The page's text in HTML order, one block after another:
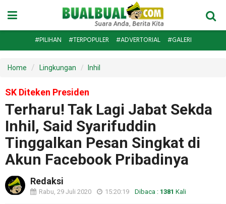
#PILIHAN #TERPOPULER #ADVERTORIAL #GALERI
Home Lingkungan Inhil
SK Diteken Presiden
Terharu! Tak Lagi Jabat Sekda
Inhil, Said Syarifuddin
Tinggalkan Pesan Singkat di
Akun Facebook Pribadinya
Redaksi
Rabu, 29 Juli 2020 15:20:19 Dibaca : 1381 Kali